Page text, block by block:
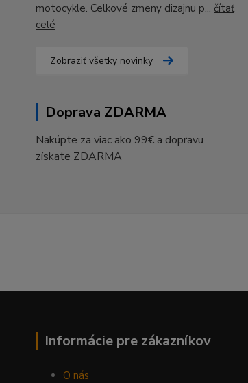
motocykle. Celkové zmeny dizajnu p... čítať
celé
Zobraziť všetky novinky
Doprava ZDARMA
Nakúpte za viac ako 99€ a dopravu
získate ZDARMA
Informácie pre zákazníkov
O nás